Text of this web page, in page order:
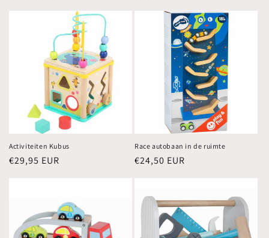
Activiteiten Kubus
Normale
€29,95 EUR
Race autobaan in de ruimte
Normale
€24,50 EUR